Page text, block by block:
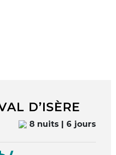
D’ISÈRE
8 nuits | 6 jours